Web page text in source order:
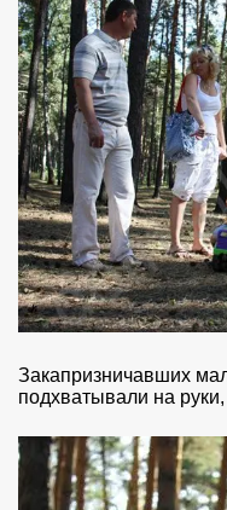
Закапризничавших
подхватывали на руки,